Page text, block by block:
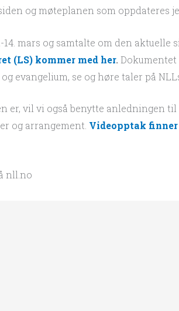
og møteplanen som oppdateres
mars og samtalte om den aktuelle
(LS) kommer med her.
evangelium, se og høre taler på
er, vil vi også benytte anledningen
og arrangement. Videopptak finner
nll.no